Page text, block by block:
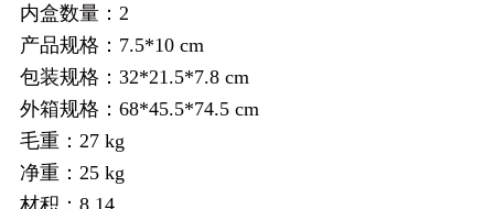
内盒数量：2
产品规格：7.5*10 cm
包装规格：32*21.5*7.8 cm
外箱规格：68*45.5*74.5 cm
毛重：27 kg
净重：25 kg
材积：8.14